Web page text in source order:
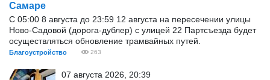
Самаре
С 05:00 8 августа до 23:59 12 августа на пересечении улицы
Ново-Садовой (дорога-дублер) с улицей 22 Партсъезда будет
осуществляться обновление трамвайных путей.
Благоустройство 263
07 августа 2026, 20:39